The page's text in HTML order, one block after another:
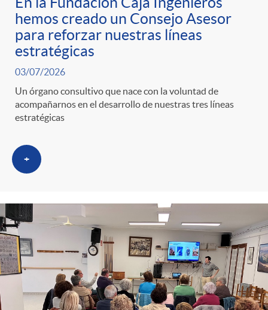
hemos creado un Consejo Asesor
para reforzar nuestras líneas
estratégicas
03/07/2026
Un órgano consultivo que nace con la voluntad de
acompañarnos en el desarrollo de nuestras tres líneas
estratégicas
+